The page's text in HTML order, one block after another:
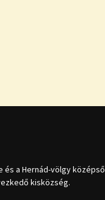
és a Hernád-völgy középső
kisközség.